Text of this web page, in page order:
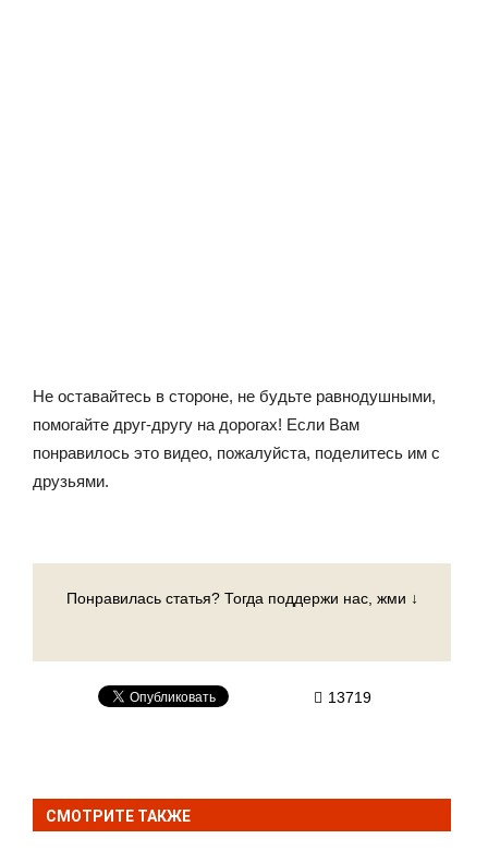
Не оставайтесь в стороне, не будьте равнодушными,
помогайте друг-другу на дорогах! Если Вам
понравилось это видео, пожалуйста, поделитесь им с
друзьями.
Понравилась статья? Тогда поддержи нас, жми ↓
13719
СМОТРИТЕ ТАКЖЕ